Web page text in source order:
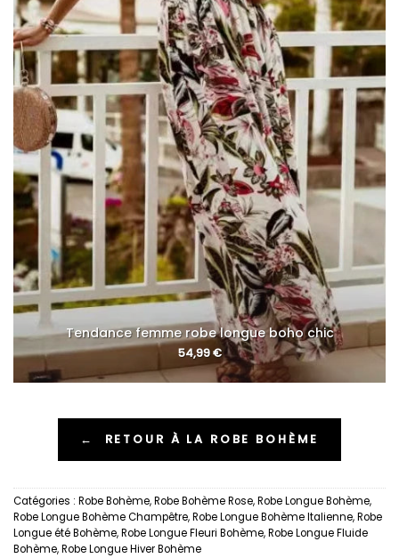
Tendance femme robe longue boho chic
54,99€
← RETOUR À LA ROBE BOHÈME
Catégories : Robe Bohème,Robe Bohème Rose,Robe Longue Bohème,
Robe Longue Bohème Champêtre,Robe Longue Bohème Italienne,Robe
Longue été Bohème,Robe Longue Fleuri Bohème,Robe Longue Fluide
Bohème,Robe Longue Hiver Bohème